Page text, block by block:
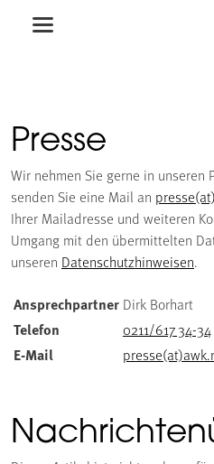
Presse
Wir nehmen Sie gerne in unseren
senden Sie eine Mail an
Ihrer Mailadresse und weiteren
Umgang mit den übermittelten
unseren Datenschutzhinweisen.
Ansprechpartner Dirk Borhart
Telefon 0211/617 34-34
E-Mail